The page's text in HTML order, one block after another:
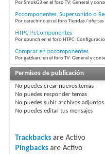
Por SmokG3 en el foro TV: General y
Pccomponentes, Supersonido o
Por carachino en el foro Tiendas / ofertas
HTPC PcComponentes
Por xpunch en el foro HTPC:
Comprar en pccomponentes
Por gaizkaru en el foro TV: General y
Permisos de publicación
No puedes crear nuevos temas
No puedes responder temas
No puedes subir archivos adjuntos
No puedes editar tus mensajes
Trackbacks are Activo
Pingbacks are Activo